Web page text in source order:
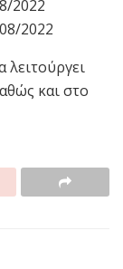
2022
2022
και στο